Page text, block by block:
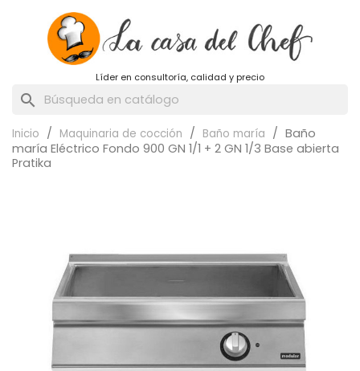
Líder en consultoría, calidad y precio
search
Inicio Maquinaria de cocción Baño maría
Baño
maría Eléctrico Fondo 900 GN 1/1 + 2 GN 1/3 Base abierta
Pratika